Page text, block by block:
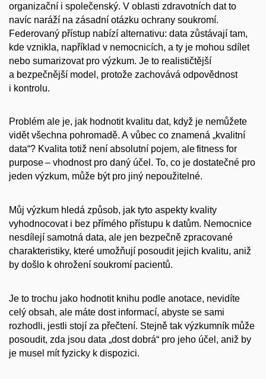
organizační i společenský. V oblasti zdravotních dat to
navíc naráží na zásadní otázku ochrany soukromí.
Federovaný přístup nabízí alternativu: data zůstávají tam,
kde vznikla, například v nemocnicích, a ty je mohou sdílet
nebo sumarizovat pro výzkum. Je to realističtější
a bezpečnější model, protože zachovává odpovědnost
i kontrolu.
Problém ale je, jak hodnotit kvalitu dat, když je nemůžete
vidět všechna pohromadě. A vůbec co znamená „kvalitní
data“? Kvalita totiž není absolutní pojem, ale fitness for
purpose – vhodnost pro daný účel. To, co je dostatečné pro
jeden výzkum, může být pro jiný nepoužitelné.
Můj výzkum hledá způsob, jak tyto aspekty kvality
vyhodnocovat i bez přímého přístupu k datům. Nemocnice
nesdílejí samotná data, ale jen bezpečně zpracované
charakteristiky, které umožňují posoudit jejich kvalitu, aniž
by došlo k ohrožení soukromí pacientů.
Je to trochu jako hodnotit knihu podle anotace, nevidíte
celý obsah, ale máte dost informací, abyste se sami
rozhodli, jestli stojí za přečtení. Stejně tak výzkumník může
posoudit, zda jsou data „dost dobrá“ pro jeho účel, aniž by
je musel mít fyzicky k dispozici.